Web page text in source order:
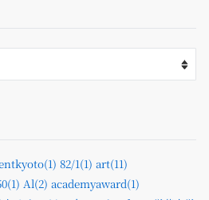
82/1(1) art(11)
Al(2) academyaward(1)